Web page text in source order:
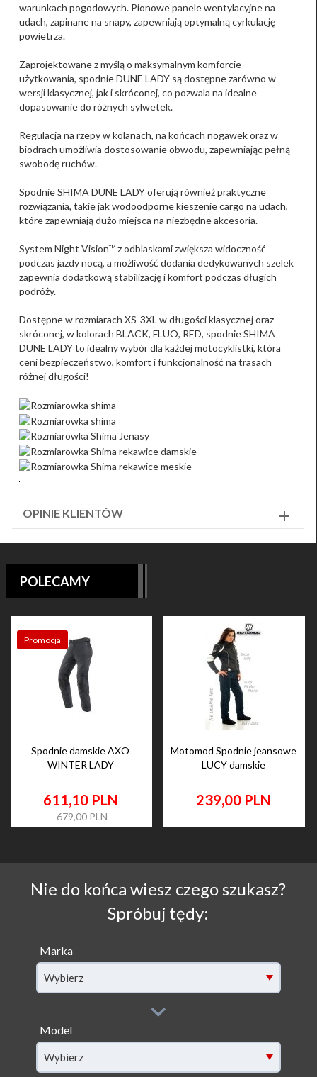
warunkach pogodowych. Pionowe panele wentylacyjne na
udach, zapinane na snapy, zapewniają optymalną cyrkulację
powietrza.
Zaprojektowane z myślą o maksymalnym komforcie
użytkowania, spodnie DUNE LADY są dostępne zarówno w
wersji klasycznej, jak i skróconej, co pozwala na idealne
dopasowanie do różnych sylwetek.
Regulacja na rzepy w kolanach, na końcach nogawek oraz w
biodrach umożliwia dostosowanie obwodu, zapewniając pełną
swobodę ruchów.
Spodnie SHIMA DUNE LADY oferują również praktyczne
rozwiązania, takie jak wodoodporne kieszenie cargo na udach,
które zapewniają dużo miejsca na niezbędne akcesoria.
System Night Vision™ z odblaskami zwiększa widoczność
podczas jazdy nocą, a możliwość dodania dedykowanych szelek
zapewnia dodatkową stabilizację i komfort podczas długich
podróży.
Dostępne w rozmiarach XS-3XL w długości klasycznej oraz
skróconej, w kolorach BLACK, FLUO, RED, spodnie SHIMA
DUNE LADY to idealny wybór dla każdej motocyklistki, która
ceni bezpieczeństwo, komfort i funkcjonalność na trasach
różnej długości!
OPINIE KLIENTÓW
POLECAMY
Promocja
Spodnie damskie AXO
WINTER LADY
611,10 PLN
679,00 PLN
Motomod Spodnie jeansowe
LUCY damskie
239,00 PLN
Nie do końca wiesz czego szukasz?
Spróbuj tędy:
Marka
Wybierz
Model
filter[model]
Wybierz